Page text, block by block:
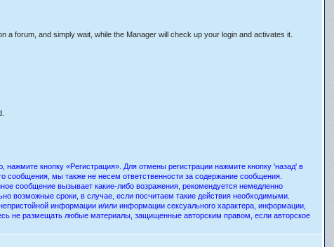
forum, and simply wait, while the Manager will check up your login and activates it.
кнопку «Регистрация». Для отмены регистрации нажмите кнопку 'назад' в
мы также не несем ответственности за содержание сообщения.
сообщение вызывает какие-либо возражения, рекомендуется немедленно
возможные сроки, в случае, если посчитаем такие действия необходимыми.
информации и/или информации сексуального характера, информации,
не размещать любые материалы, защищенные авторским правом, если авторское